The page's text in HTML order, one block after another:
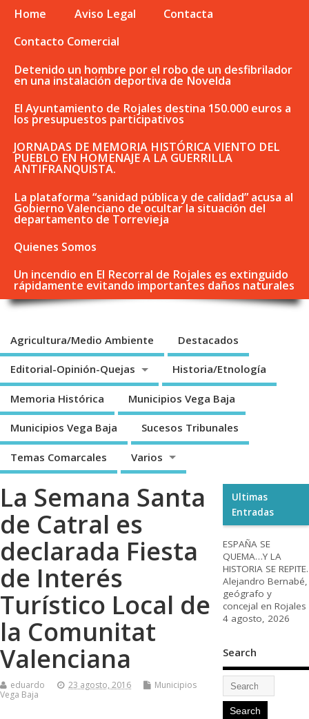
Home Aviso Legal
Contacta
Contacto Comercial
Detenido un hombre por el robo de un desfibrilador
en una instalación deportiva de Novelda
El Ayuntamiento de Rojales destina 150.000 euros a
los presupuestos participativos
JORNADAS DE MEMORIA HISTÓRICA VIENTO DEL
PUEBLO EN HOMENAJE A LA GUERRILLA
ANTIFRANQUISTA.
La plataforma “sanidad pública y de calidad” acusa al
Gobierno Valenciano de ocultar la situación del
departamento de Torrevieja
Quienes Somos
Un incendio en El Recorral de Rojales es extinguido
rápidamente evitando importantes daños naturales
Agricultura/Medio Ambiente Destacados
Editorial-Opinión-Quejas Historia/Etnología
Memoria Histórica Municipios Vega Baja
Municipios Vega Baja Sucesos Tribunales
Temas Comarcales Varios
La Semana Santa
de Catral es
declarada Fiesta
de Interés
Turístico Local de
la Comunitat
Valenciana
eduardo 23 agosto, 2016
Municipios
Vega Baja
Ultimas
Entradas
ESPAÑA SE
QUEMA…Y LA
HISTORIA SE REPITE.
Alejandro Bernabé,
geógrafo y
concejal en Rojales
4 agosto, 2026
Search